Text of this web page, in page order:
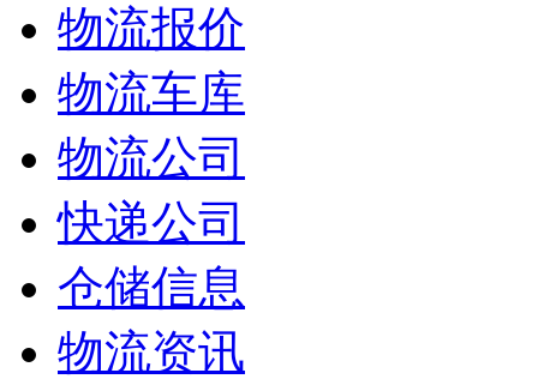
物流报价
物流车库
物流公司
快递公司
仓储信息
物流资讯